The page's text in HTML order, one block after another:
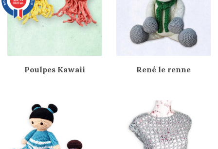
Poulpes Kawaii René le renne
36588 avis